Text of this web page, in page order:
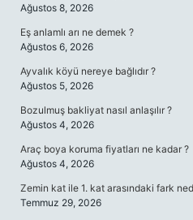
Ağustos 8, 2026
Eş anlamlı arı ne demek ?
Ağustos 6, 2026
Ayvalık köyü nereye bağlıdır ?
Ağustos 5, 2026
Bozulmuş bakliyat nasıl anlaşılır ?
Ağustos 4, 2026
Araç boya koruma fiyatları ne kadar ?
Ağustos 4, 2026
Zemin kat ile 1. kat arasındaki fark
Temmuz 29, 2026